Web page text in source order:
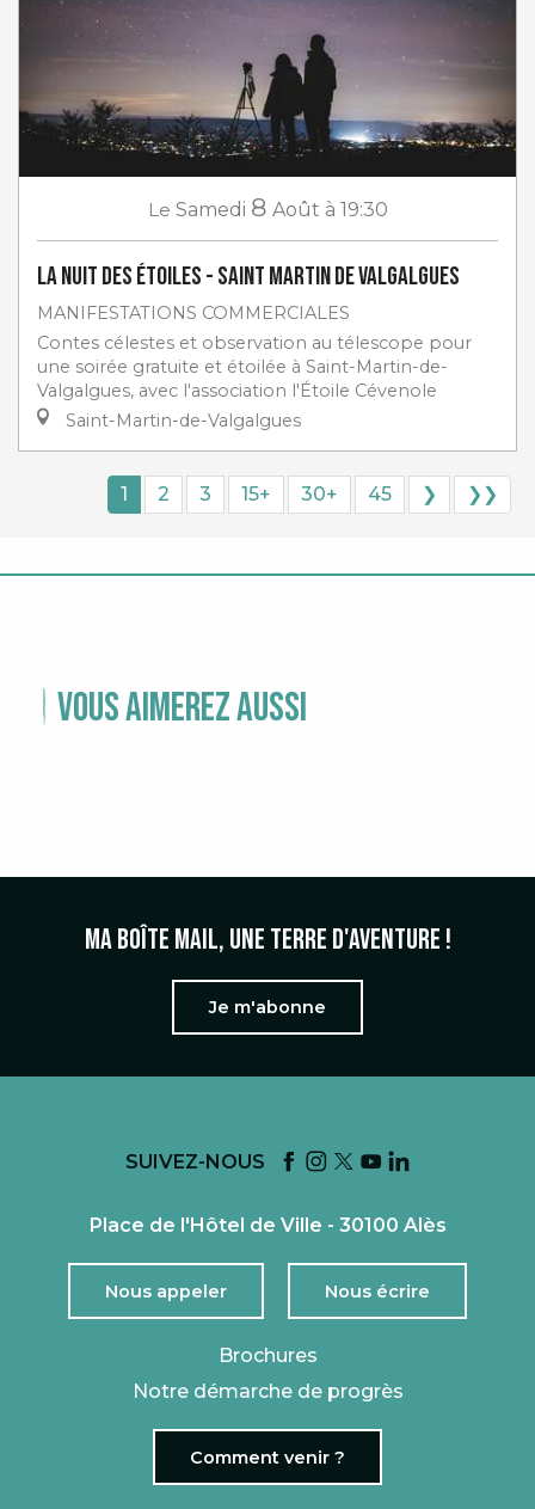
Le Samedi 8 Août à 19:30
La Nuit des étoiles - Saint Martin de Valgalgues
MANIFESTATIONS COMMERCIALES
Contes célestes et observation au télescope pour
une soirée gratuite et étoilée à Saint-Martin-de-
Valgalgues, avec l'association l'Étoile Cévenole
Saint-Martin-de-Valgalgues
1 2 3 15+ 30+ 45 ❯ ❯❯
Vous aimerez aussi
Ma boîte mail, une terre d'aventure !
Je m'abonne
SUIVEZ-NOUS
Place de l'Hôtel de Ville - 30100 Alès
Nous appeler Nous écrire
Brochures
Notre démarche de progrès
Comment venir ?